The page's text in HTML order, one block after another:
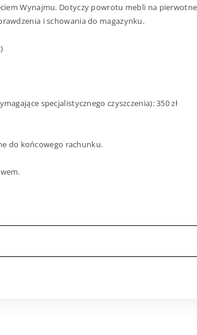
Wynajmu. Dotyczy powrotu mebli na
i schowania do magazynku.
specjalistycznego czyszczenia): 350 zł
do końcowego rachunku.